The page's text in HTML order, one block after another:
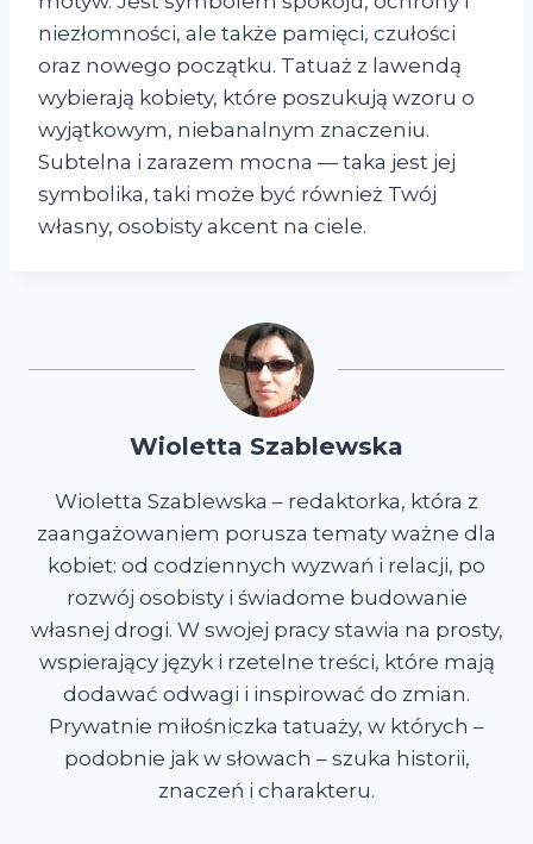
niezłomności, ale także pamięci, czułości
oraz nowego początku. Tatuaż z lawendą
wybierają kobiety, które poszukują wzoru o
wyjątkowym, niebanalnym znaczeniu.
Subtelna i zarazem mocna — taka jest jej
symbolika, taki może być również Twój
własny, osobisty akcent na ciele.
Wioletta Szablewska
Wioletta Szablewska – redaktorka, która z
zaangażowaniem porusza tematy ważne dla
kobiet: od codziennych wyzwań i relacji, po
rozwój osobisty i świadome budowanie
własnej drogi. W swojej pracy stawia na prosty,
wspierający język i rzetelne treści, które mają
dodawać odwagi i inspirować do zmian.
Prywatnie miłośniczka tatuaży, w których –
podobnie jak w słowach – szuka historii,
znaczeń i charakteru.